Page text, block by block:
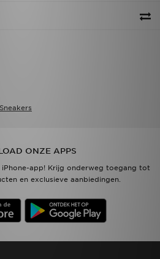
Sneakers
ONZE APPS
app! Krijg onderweg toegang tot
en exclusieve aanbiedingen.